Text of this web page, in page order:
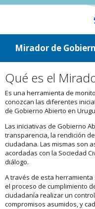
ir a contenido
ir al menú
Mirador de
Qué es el
Es una herramienta de
conozcan las diferentes
de Gobierno Abierto en
Las iniciativas de Gobierno
transparencia, la rendición
ciudadana. Las mismas son
acordadas con la Sociedad
diálogo.
A través de esta
el proceso de cumplimiento
ciudadanía realizar un
compromisos asumidos, y